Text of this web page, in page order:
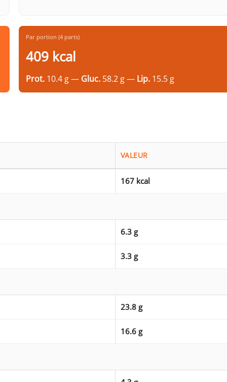
Par portion (4 parts)
409 kcal
Prot. 10.4 g — Gluc. 58.2 g — Lip. 15.5 g
VALEUR
167 kcal
6.3 g
3.3 g
23.8 g
16.6 g